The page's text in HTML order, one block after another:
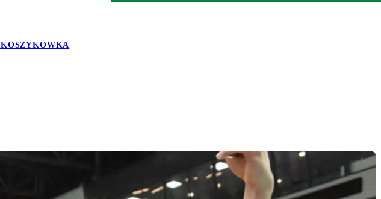
KOSZYKÓWKA